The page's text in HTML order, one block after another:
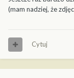
(mam nadziej, że
Cytuj